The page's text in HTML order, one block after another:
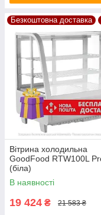
Безкоштовна доставка
Вітрина холодильна
GoodFood RTW100L
(біла)
В наявності
19 424 ₴ 21 583 ₴